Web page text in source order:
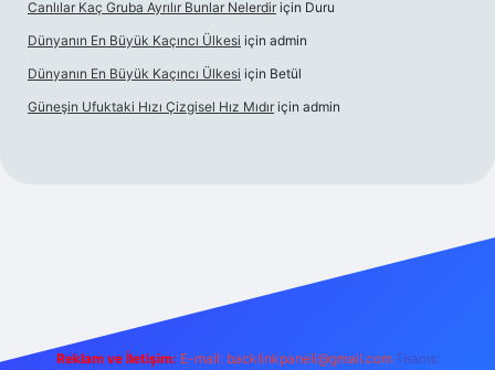
Canlılar Kaç Gruba Ayrılır Bunlar Nelerdir için Duru
Dünyanın En Büyük Kaçıncı Ülkesi için admin
Dünyanın En Büyük Kaçıncı Ülkesi için Betül
Güneşin Ufuktaki Hızı Çizgisel Hız Mıdır için admin
Reklam ve İletişim: E-mail: backlinkpaneli@gmail.com Teams: